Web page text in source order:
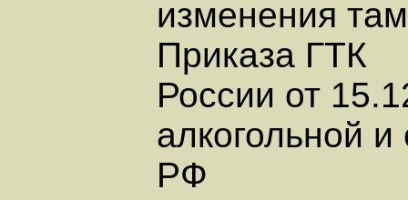
изменения
Приказа ГТК
России от
алкогольной
РФ